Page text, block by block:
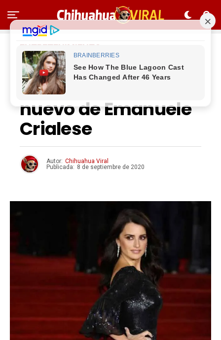
ENTRETENIMIENTO
Penélope Cruz
protagonizará lo
nuevo de Emanuele
Crialese
Autor: Chihuahua Viral
Publicada: 8 de septiembre de 2020